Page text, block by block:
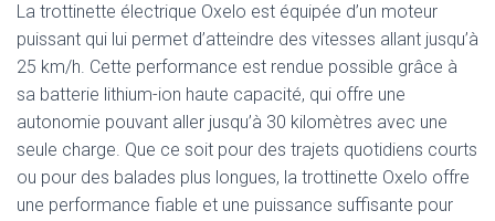
La trottinette électrique Oxelo est équipée d’un moteur
puissant qui lui permet d’atteindre des vitesses allant jusqu’à
25 km/h. Cette performance est rendue possible grâce à
sa batterie lithium-ion haute capacité, qui offre une
autonomie pouvant aller jusqu’à 30 kilomètres avec une
seule charge. Que ce soit pour des trajets quotidiens courts
ou pour des balades plus longues, la trottinette Oxelo offre
une performance fiable et une puissance suffisante pour